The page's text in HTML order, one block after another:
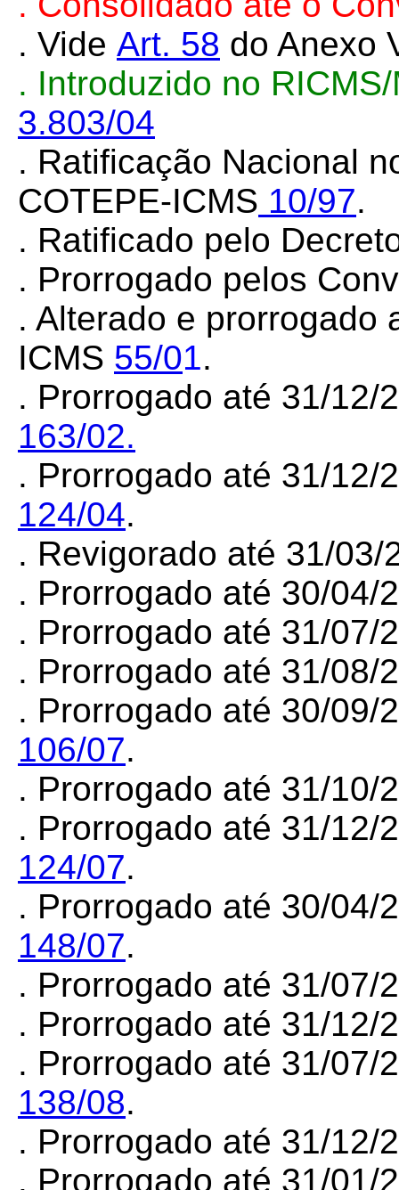
. Vide Art. 58 do Anexo
. Introduzido no
3.803/04
. Ratificação Nacional
COTEPE-ICMS 10/97.
. Ratificado pelo
. Prorrogado pelos
. Alterado e prorrogado
ICMS 55/01.
. Prorrogado até 31/12/
163/02.
. Prorrogado até 31/12/
124/04.
. Revigorado até 31/
. Prorrogado até 30/
. Prorrogado até 31/
. Prorrogado até 31/
. Prorrogado até 30/09/
106/07.
. Prorrogado até 31/
. Prorrogado até 31/12/
124/07.
. Prorrogado até 30/04/
148/07.
. Prorrogado até 31/
. Prorrogado até 31/
. Prorrogado até 31/07/
138/08.
. Prorrogado até 31/
. Prorrogado até 31/